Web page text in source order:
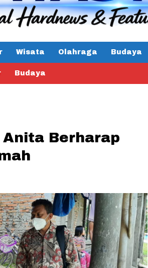
Wisata Olahraga Budaya
Budaya
Berharap